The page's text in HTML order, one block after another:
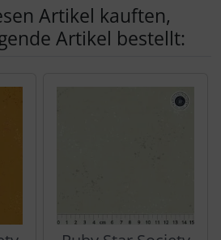
Artikel kauften,
Artikel bestellt: